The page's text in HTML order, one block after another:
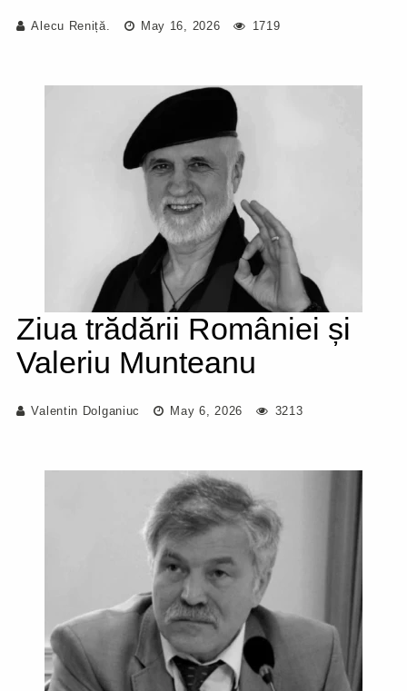
Alecu Reniță. May 16, 2026 1719
Ziua trădării României și
Valeriu Munteanu
Valentin Dolganiuc May 6, 2026 3213